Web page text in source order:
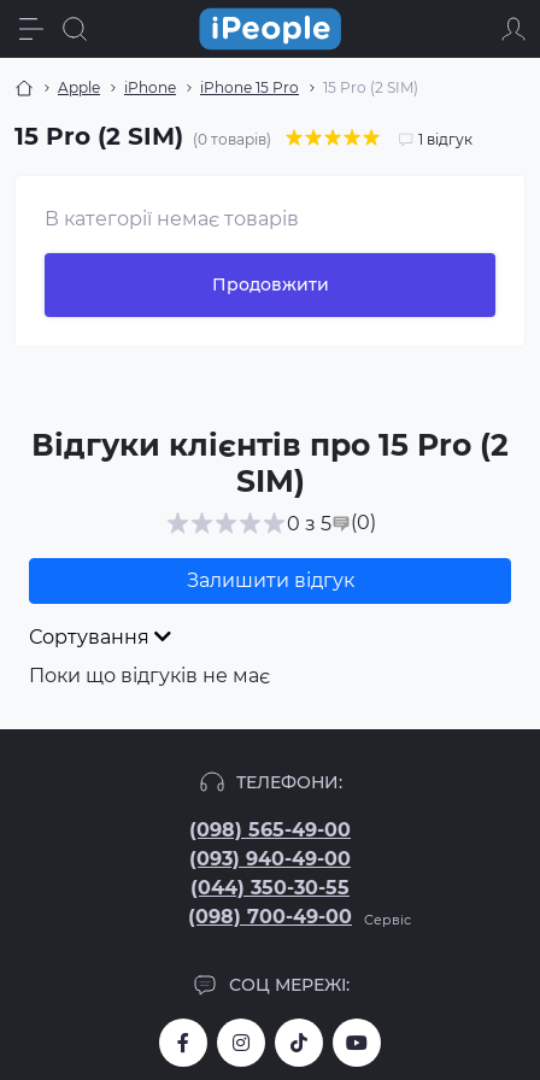
Apple іPhone iPhone 15 Pro 15 Pro (2 SIM)
15 Pro (2 SIM) (0 товарів) 1 відгук
В категорії немає товарів
Продовжити
Відгуки клієнтів про 15 Pro (2
SIM)
0 з 5 (0)
Залишити відгук
Сортування
Поки що відгуків не має
ТЕЛЕФОНИ:
(098) 565-49-00
(093) 940-49-00
(044) 350-30-55
(098) 700-49-00
Сервіс
СОЦ МЕРЕЖІ: